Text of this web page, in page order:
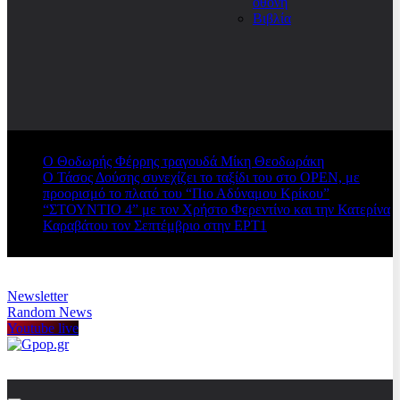
Βιβλία
Ο Θοδωρής Φέρρης τραγουδά Μίκη Θεοδωράκη
Ο Τάσος Δούσης συνεχίζει το ταξίδι του στο OPEN, με
προορισμό το πλατό του “Πιο Αδύναμου Κρίκου”
“ΣΤΟΥΝΤΙΟ 4” με τον Χρήστο Φερεντίνο και την Κατερίνα
Καραβάτου τον Σεπτέμβριο στην ΕΡΤ1
Newsletter
Random News
Youtube live